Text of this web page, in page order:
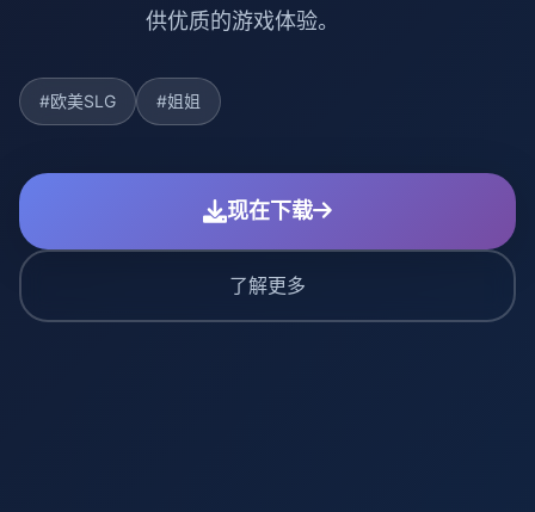
供优质的游戏体验。
#欧美SLG #姐姐
现在下载
了解更多